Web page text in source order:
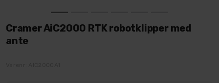
Cramer AiC2000 RTK robotklipper med
ante